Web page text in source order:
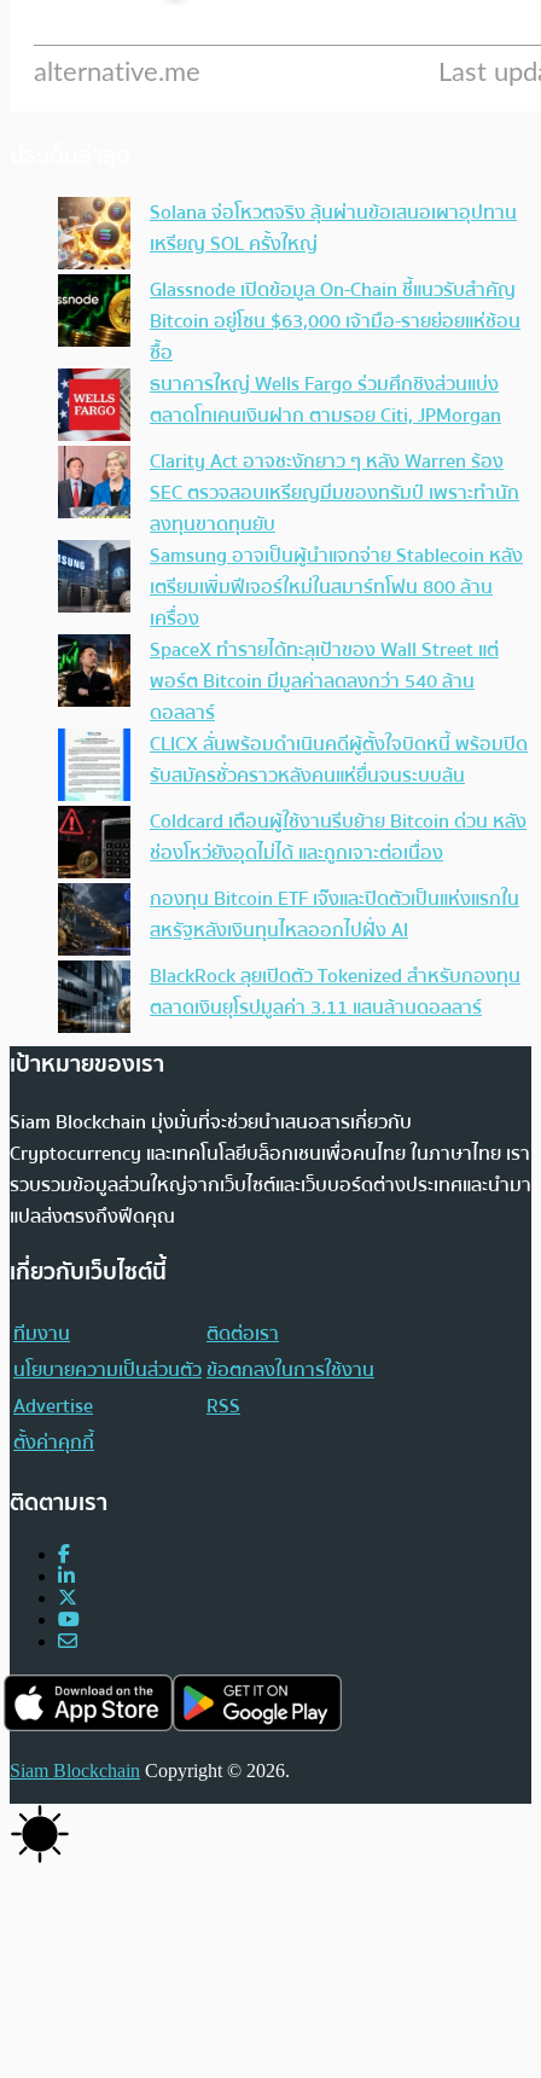
Solana จ่อโหวตจริง ลุ้นผ่านข้อเสนอเผาอุปทาน
เหรียญ SOL ครั้งใหญ่
Glassnode เปิดข้อมูล On-Chain ชี้แนวรับสำคัญ
Bitcoin อยู่โซน $63,000 เจ้ามือ-รายย่อยแห่ช้อน
ซื้อ
ธนาคารใหญ่ Wells Fargo ร่วมศึกชิงส่วนแบ่ง
ตลาดโทเคนเงินฝาก ตามรอย Citi, JPMorgan
Clarity Act อาจชะงักยาว ๆ หลัง Warren ร้อง
SEC ตรวจสอบเหรียญมีมของทรัมป์ เพราะทำนัก
ลงทุนขาดทุนยับ
Samsung อาจเป็นผู้นำแจกจ่าย Stablecoin หลัง
เตรียมเพิ่มฟีเจอร์ใหม่ในสมาร์ทโฟน 800 ล้าน
เครื่อง
SpaceX ทำรายได้ทะลุเป้าของ Wall Street แต่
พอร์ต Bitcoin มีมูลค่าลดลงกว่า 540 ล้าน
ดอลลาร์
CLICX ลั่นพร้อมดำเนินคดีผู้ตั้งใจบิดหนี้ พร้อมปิด
รับสมัครชั่วคราวหลังคนแห่ยื่นจนระบบล้น
Coldcard เตือนผู้ใช้งานรีบย้าย Bitcoin ด่วน หลัง
ช่องโหว่ยังอุดไม่ได้ และถูกเจาะต่อเนื่อง
กองทุน Bitcoin ETF เจ๊งและปิดตัวเป็นแห่งแรกใน
สหรัฐหลังเงินทุนไหลออกไปฝั่ง AI
BlackRock ลุยเปิดตัว Tokenized สำหรับกองทุน
ตลาดเงินยุโรปมูลค่า 3.11 แสนล้านดอลลาร์
เป้าหมายของเรา
Siam Blockchain มุ่งมั่นที่จะช่วยนำเสนอสารเกี่ยวกับ
Cryptocurrency และเทคโนโลยีบล็อกเชนเพื่อคนไทย ในภาษาไทย เรา
รวบรวมข้อมูลส่วนใหญ่จากเว็บไซต์และเว็บบอร์ดต่างประเทศและนำมา
แปลส่งตรงถึงฟีดคุณ
เกี่ยวกับเว็บไซต์นี้
ทีมงาน
ติดต่อเรา
นโยบายความเป็นส่วนตัวข้อตกลงในการใช้งาน
Advertise
RSS
ตั้งค่าคุกกี้
ติดตามเรา
Siam Blockchain Copyright © 2026.